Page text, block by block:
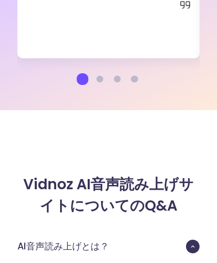
Vidnoz AI音声読み上げサ
イトについてのQ&A
AI音声読み上げとは？